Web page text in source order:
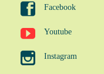
 Facebook
 Youtube
 Instagram